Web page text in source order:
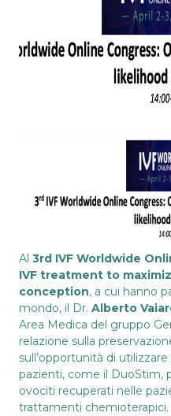
Al 3rd IVF Worldwide
IVF treatment to
conception, a cui hanno
mondo, il Dr. Alberto
Area Medica del gruppo
relazione sulla
sull’opportunità di
pazienti, come il DuoStim,
ovociti recuperati nelle
trattamenti chemioterapici.